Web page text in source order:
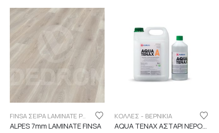
FINSA ΣΕΙΡΑ LAMINATE PUREFLOOR 7MM
ALPES 7mm LAMINATE FINSA
ΚΟΛΛΕΣ - ΒΕΡΝΙΚΙΑ
AQUA TENAX ΑΣΤΑΡΙ ΝΕΡΟΥ 2 ΣΥΣΤΑΤΙΚΩΝ